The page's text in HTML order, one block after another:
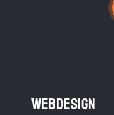
Webdesign